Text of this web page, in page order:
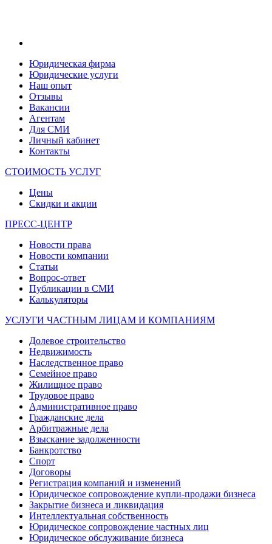
Юридическая фирма
Юридические услуги
Наш опыт
Отзывы
Вакансии
Агентам
Для СМИ
Личный кабинет
Контакты
СТОИМОСТЬ УСЛУГ
Цены
Скидки и акции
ПРЕСС-ЦЕНТР
Новости права
Новости компании
Статьи
Вопрос-ответ
Публикации в СМИ
Калькуляторы
УСЛУГИ ЧАСТНЫМ ЛИЦАМ И КОМПАНИЯМ
Долевое строительство
Недвижимость
Наследственное право
Семейное право
Жилищное право
Трудовое право
Административное право
Гражданские дела
Арбитражные дела
Взыскание задолженности
Банкротство
Спорт
Договоры
Регистрация компаний и изменений
Юридическое сопровождение купли-продажи бизнеса
Закрытие бизнеса и ликвидация
Интеллектуальная собственность
Юридическое сопровождение частных лиц
Юридическое обслуживание бизнеса